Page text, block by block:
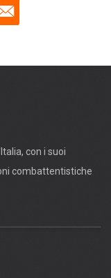
con i suoi
combattentistiche